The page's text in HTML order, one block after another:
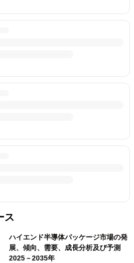
ス
ハイエンド半導体パッケージ市場の発
展、傾向、需要、成長分析及び予測
2025－2035年